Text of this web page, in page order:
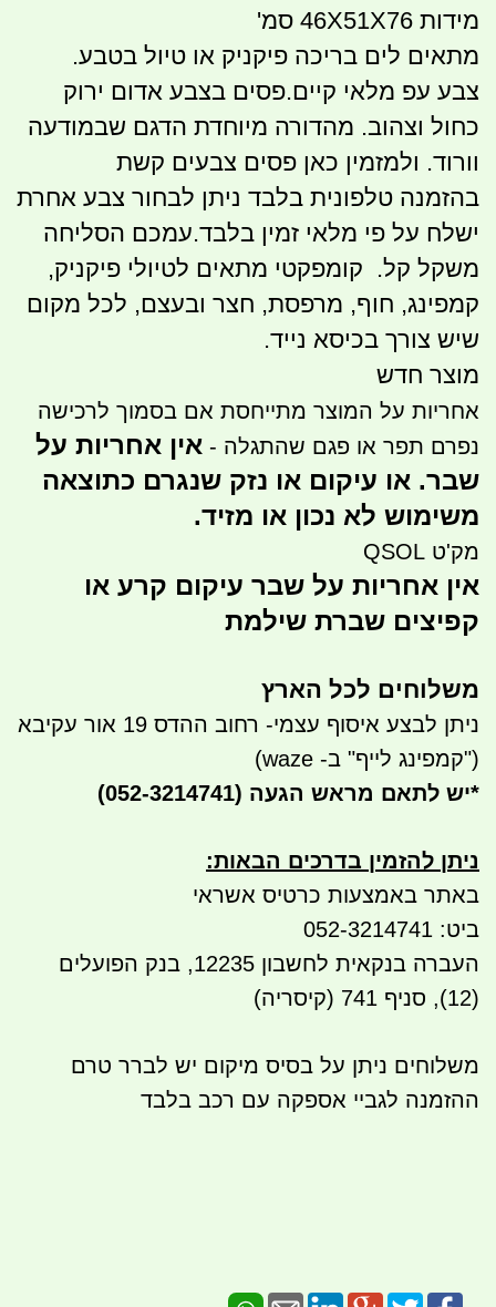
מידות 46X51X76 סמ'
מתאים לים בריכה פיקניק או טיול בטבע.
צבע עפ מלאי קיים.פסים בצבע אדום ירוק
כחול וצהוב. מהדורה מיוחדת הדגם שבמודעה
וורוד. ולמזמין כאן פסים צבעים קשת
בהזמנה טלפונית בלבד ניתן לבחור צבע אחרת
ישלח על פי מלאי זמין בלבד.עמכם הסליחה
משקל קל. קומפקטי מתאים לטיולי פיקניק,
קמפינג, חוף, מרפסת, חצר ובעצם, לכל מקום
שיש צורך בכיסא נייד.
מוצר חדש
אחריות על המוצר מתייחסת אם בסמוך לרכישה
נפרם תפר או פגם שהתגלה - אין אחריות על
שבר. או עיקום או נזק שנגרם כתוצאה
משימוש לא נכון או מזיד.
מק'ט QSOL
אין אחריות על שבר עיקום קרע או
קפיצים שברת שילמת
משלוחים לכל הארץ
ניתן לבצע איסוף עצמי- רחוב ההדס 19 אור עקיבא
("קמפינג לייף" ב- waze)
*יש לתאם מראש הגעה (052-3214741)
ניתן להזמין בדרכים הבאות:
באתר באמצעות כרטיס אשראי
ביט: 052-3214741
העברה בנקאית לחשבון 12235, בנק הפועלים
(12), סניף 741 (קיסריה)
משלוחים ניתן על בסיס מיקום יש לברר טרם
ההזמנה לגביי אספקה עם רכב בלבד